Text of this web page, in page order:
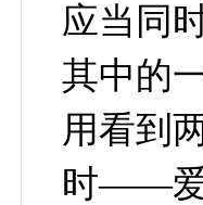
应当同
其中的
用看到
时——爱